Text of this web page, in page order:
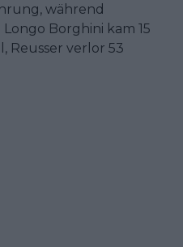
während
Borghini kam 15
Reusser verlor 53